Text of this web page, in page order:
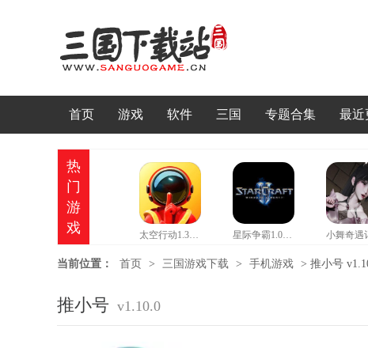
首页 游戏 软件 三国 专题合集 最近
热
门
游
戏
太空行动1.37情人节版本 星际争霸1.08b硬盘版
当前位置： 首页 > 三国游戏下载 > 手机游戏 > 推小号
推小号 v1.10.0